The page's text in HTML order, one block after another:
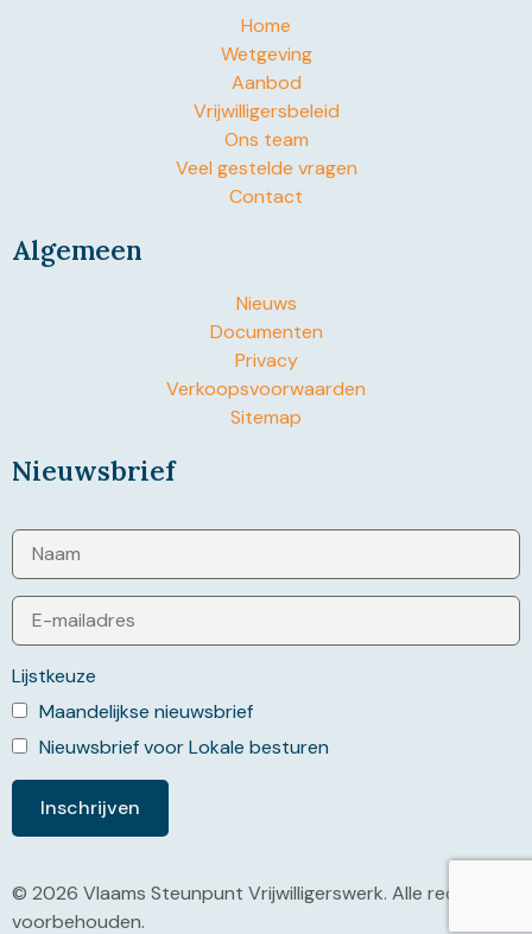
Home
Wetgeving
Aanbod
Vrijwilligersbeleid
Ons team
Veel gestelde vragen
Contact
Algemeen
Nieuws
Documenten
Privacy
Verkoopsvoorwaarden
Sitemap
Nieuwsbrief
Lijstkeuze
Maandelijkse nieuwsbrief
Nieuwsbrief voor Lokale besturen
© 2026 Vlaams Steunpunt Vrijwilligerswerk. Alle rechten
voorbehouden.